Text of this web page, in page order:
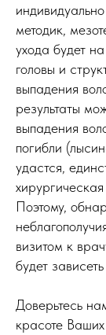
методик,
ухода будет
головы и
выпадения
результаты
выпадения
погибли
удастся,
Поэтому,
визитом к
будет
Доверьтесь
красоте